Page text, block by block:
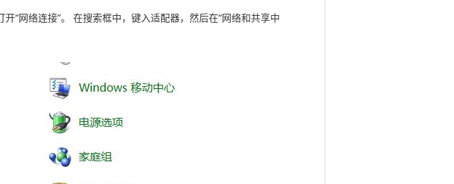
“网络连接”。 在搜索框中，键入适配器，然后在“网络和共享中